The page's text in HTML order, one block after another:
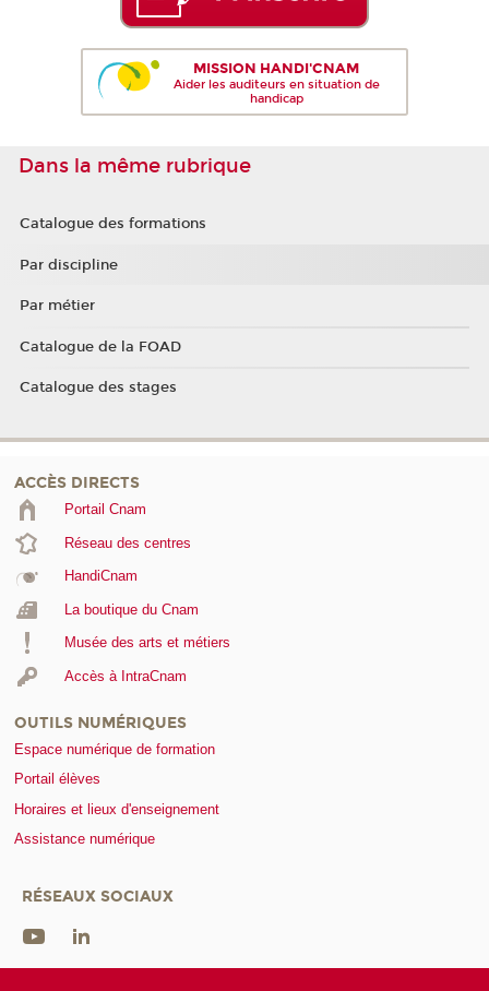
MISSION HANDI'CNAM
Aider les auditeurs en situation de
handicap
Dans la même rubrique
Catalogue des formations
Par discipline
Par métier
Catalogue de la FOAD
Catalogue des stages
ACCÈS DIRECTS
Portail Cnam
Réseau des centres
HandiCnam
La boutique du Cnam
Musée des arts et métiers
Accès à IntraCnam
OUTILS NUMÉRIQUES
Espace numérique de formation
Portail élèves
Horaires et lieux d'enseignement
Assistance numérique
RÉSEAUX SOCIAUX